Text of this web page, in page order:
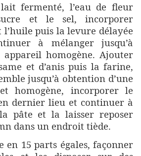
fermenté, l’eau de fleur
et le sel, incorporer
l’huile puis la levure délayée
à mélanger jusqu’à
appareil homogène. Ajouter
et d’anis puis la farine,
jusqu’à obtention d’une
homogène, incorporer le
dernier lieu et continuer à
pâte et la laisser reposer
dans un endroit tiède.
en 15 parts égales, façonner